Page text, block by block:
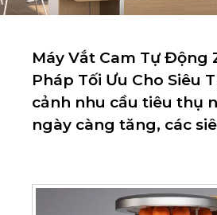
Máy Vắt Cam Tự Động
Pháp Tối Ưu Cho Siêu
cảnh nhu cầu tiêu thụ
ngày càng tăng, các